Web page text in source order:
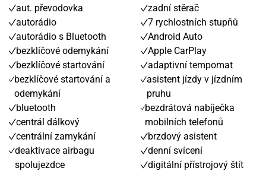
aut. převodovka
autorádio
autorádio s Bluetooth
bezklíčové odemykání
bezklíčové startování
bezklíčové startování a
odemykání
bluetooth
centrál dálkový
centrální zamykání
deaktivace airbagu
spolujezdce
zadní stěrač
7 rychlostních stupňů
Android Auto
Apple CarPlay
adaptivní tempomat
asistent jízdy v jízdním
pruhu
bezdrátová nabíječka
mobilních telefonů
brzdový asistent
denní svícení
digitální přístrojový štít